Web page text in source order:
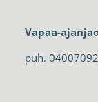
Vapaa-
puh.